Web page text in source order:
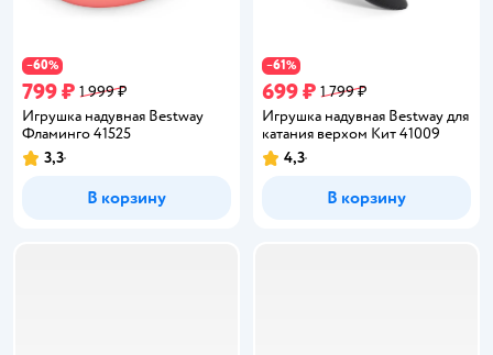
−60%
799 ₽ 1 999 ₽
Игрушка надувная Bestway
Фламинго 41525
Рейтинг:
3,3
В корзину
−61%
699 ₽ 1 799 ₽
Игрушка надувная Bestway для
катания верхом Кит 41009
Рейтинг:
4,3
В корзину